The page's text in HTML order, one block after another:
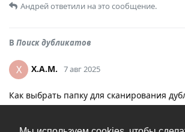
Андрейответили на это сообщение.
В Поиск дубликатов
X X.A.M. 7 авг 2025
Как выбрать папку для сканирования
нужно выбрать “импортировать” если да